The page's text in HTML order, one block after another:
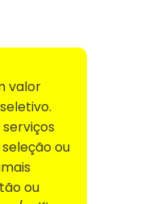
valor
ou
ou